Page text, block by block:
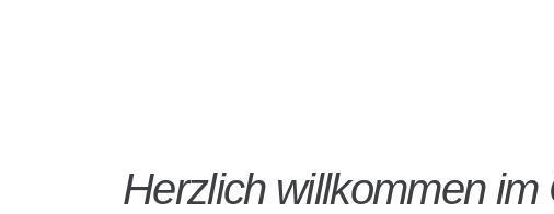
Herzlich willkommen